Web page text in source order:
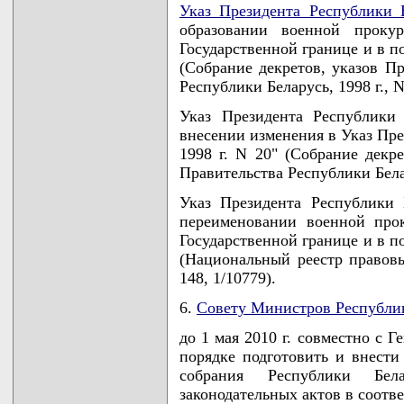
Указ Президента Республики
образовании военной
Государственной границе и в
(Собрание декретов, указов
Республики Беларусь, 1998 г.,
Указ Президента
внесении изменения в Указ
1998 г. N 20" (Собрание
Правительства Республики
Указ Президента
переименовании военной
Государственной границе и в
(Национальный реестр
148, 1/10779).
6. Совету Министров
до 1 мая 2010 г. совместно с
порядке подготовить и
собрания Республики
законодательных актов в